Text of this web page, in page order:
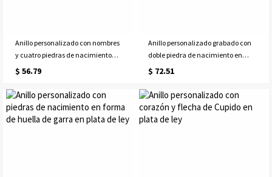
Anillo personalizado con nombres
y cuatro piedras de nacimiento
con forma de corazón en oro rosa
$ 56.79
Anillo personalizado grabado con
doble piedra de nacimiento en
plata de ley
$ 72.51